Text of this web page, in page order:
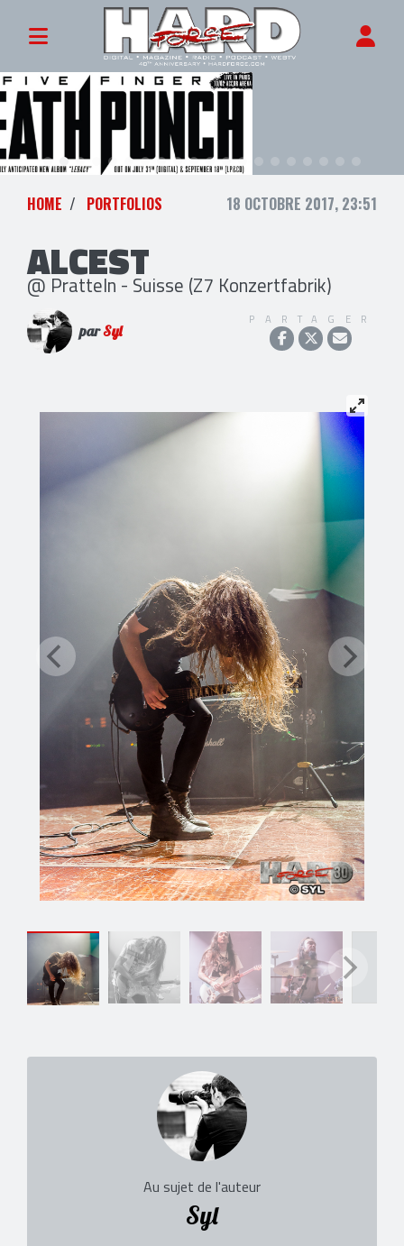
HOME PORTFOLIOS 18 OCTOBRE 2017, 23:51
ALCEST
@ Pratteln - Suisse (Z7 Konzertfabrik)
parSyl
PARTAGER
Au sujet de l'auteur
Syl